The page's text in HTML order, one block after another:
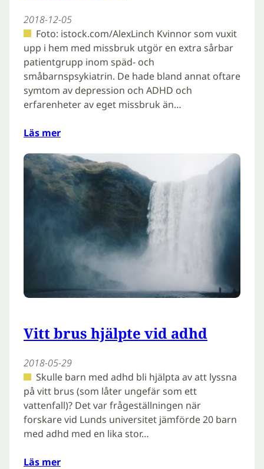
2018-12-05
Foto: istock.com/AlexLinch Kvinnor som vuxit
upp i hem med missbruk utgör en extra sårbar
patientgrupp inom späd- och
småbarnspsykiatrin. De hade bland annat oftare
symtom av depression och ADHD och
erfarenheter av eget missbruk än…
Läs mer
Vitt brus hjälpte vid adhd
2018-05-29
Skulle barn med adhd bli hjälpta av att lyssna
på vitt brus (som låter ungefär som ett
vattenfall)? Det var frågeställningen när
forskare vid Lunds universitet jämförde 20 barn
med adhd med en lika stor…
Läs mer